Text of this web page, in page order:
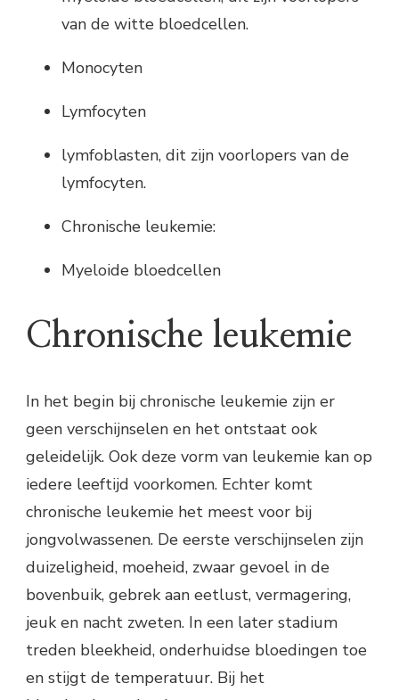
van de witte bloedcellen.
Monocyten
Lymfocyten
lymfoblasten, dit zijn voorlopers van de
lymfocyten.
Chronische leukemie:
Myeloide bloedcellen
Chronische leukemie
In het begin bij chronische leukemie zijn er
geen verschijnselen en het ontstaat ook
geleidelijk. Ook deze vorm van leukemie kan op
iedere leeftijd voorkomen. Echter komt
chronische leukemie het meest voor bij
jongvolwassenen. De eerste verschijnselen zijn
duizeligheid, moeheid, zwaar gevoel in de
bovenbuik, gebrek aan eetlust, vermagering,
jeuk en nacht zweten. In een later stadium
treden bleekheid, onderhuidse bloedingen toe
en stijgt de temperatuur. Bij het